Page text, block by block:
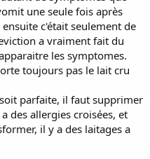
une seule fois après
c'était seulement de
a vraiment fait du
les symptomes.
toujours pas le lait cru
parfaite, il faut supprimer
des allergies croisées, et
il y a des laitages a